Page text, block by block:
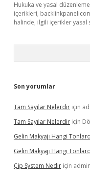
Hukuka ve yasal
içerikleri,
halinde, ilgili içerikler yasal
Son yorumlar
Tam Sayılar Nelerdir için
Tam Sayılar Nelerdir için
Gelin Makyajı Hangi
Gelin Makyajı Hangi
Çip System Nedir için admin